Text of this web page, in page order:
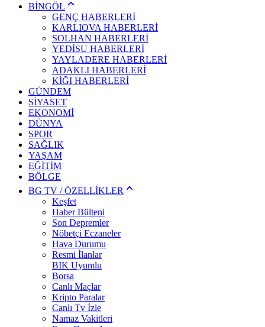
BİNGÖL
GENÇ HABERLERİ
KARLIOVA HABERLERİ
SOLHAN HABERLERİ
YEDİSU HABERLERİ
YAYLADERE HABERLERİ
ADAKLI HABERLERİ
KİĞI HABERLERİ
GÜNDEM
SİYASET
EKONOMİ
DÜNYA
SPOR
SAĞLIK
YAŞAM
EĞİTİM
BÖLGE
BG TV / ÖZELLİKLER
Keşfet
Haber Bülteni
Son Depremler
Nöbetçi Eczaneler
Hava Durumu
Resmi İlanlar
BIK Uyumlu
Borsa
Canlı Maçlar
Kripto Paralar
Canlı Tv İzle
Namaz Vakitleri